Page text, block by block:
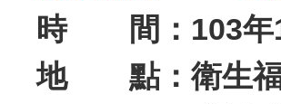
時 間：103年
地 點： 衛生